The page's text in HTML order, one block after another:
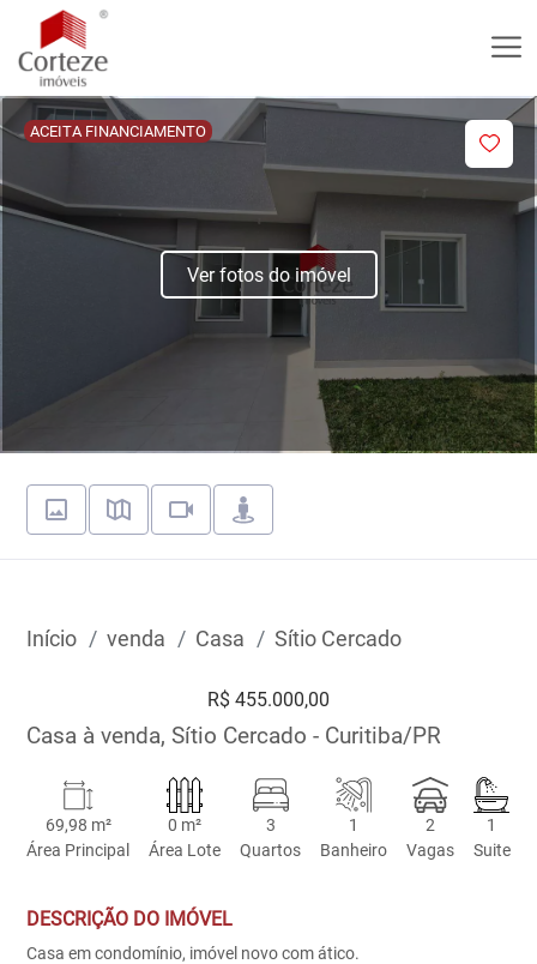
ACEITA FINANCIAMENTO
Ver fotos do imóvel
Início venda Casa Sítio Cercado
R$ 455.000,00
Casa à venda, Sítio Cercado - Curitiba/PR
69,98 m²
Área Principal
0 m²
Área Lote
3
Quartos
1
Banheiro
2
Vagas
1
Suite
DESCRIÇÃO DO IMÓVEL
Casa em condomínio, imóvel novo com ático.